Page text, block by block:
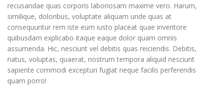
recusandae quas corporis laboriosam maxime vero. Harum,
similique, doloribus, voluptate aliquam unde quas at
consequuntur rem iste eum iusto placeat quae inventore
quibusdam explicabo itaque eaque dolor quam omnis
assumenda. Hic, nesciunt vel debitis quas reiciendis. Debitis,
natus, voluptas, quaerat, nostrum tempora aliquid nesciunt
sapiente commodi excepturi fugiat neque facilis perferendis
quam porro!